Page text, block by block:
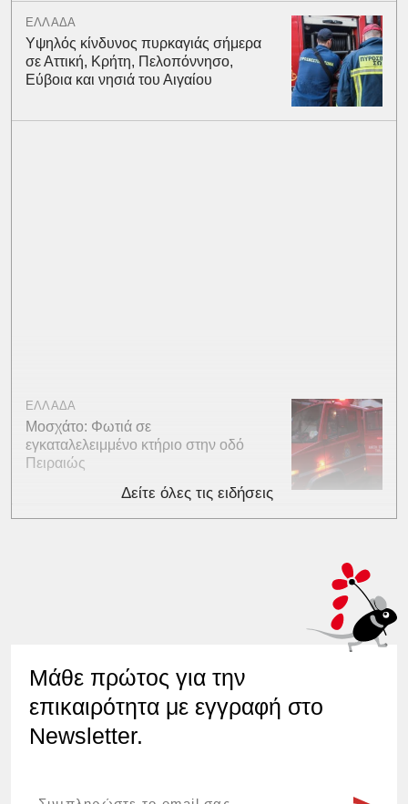
ΕΛΛΑΔΑ
Υψηλός κίνδυνος πυρκαγιάς σήμερα
σε Αττική, Κρήτη, Πελοπόννησο,
Εύβοια και νησιά του Αιγαίου
ΕΛΛΑΔΑ
Μοσχάτο: Φωτιά σε
εγκαταλελειμμένο κτήριο στην οδό
Πειραιώς
Δείτε όλες τις ειδήσεις
Μάθε πρώτος για την
επικαιρότητα με εγγραφή στο
Newsletter.